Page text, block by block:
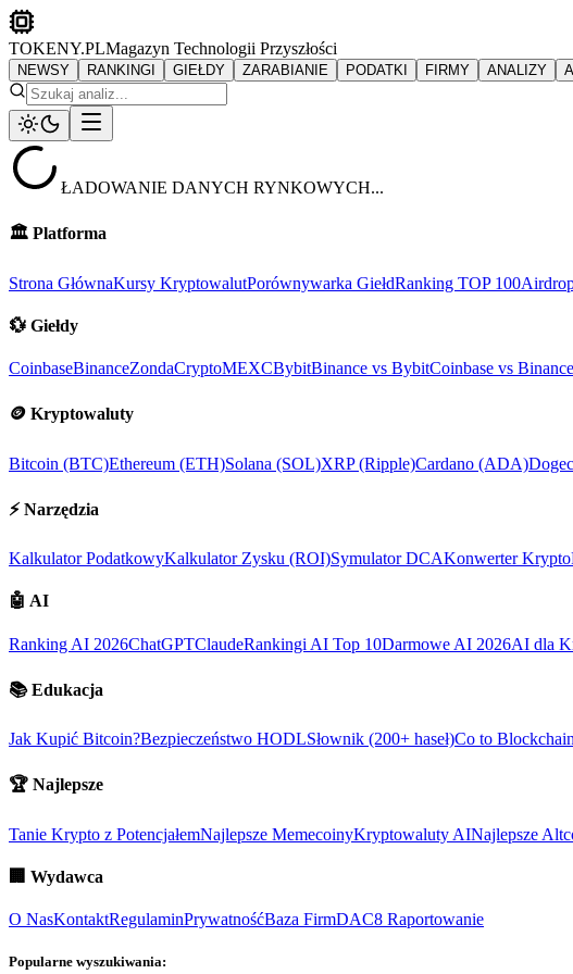
TOKENY.PLMagazyn Technologii Przyszłości
NEWSY RANKINGI GIEŁDY ZARABIANIE PODATKI FIRMY ANALIZY AI
ŁADOWANIE DANYCH RYNKOWYCH...
🏛️ Platforma
Strona GłównaKursy KryptowalutPorównywarka GiełdRanking TOP 100
💱 Giełdy
CoinbaseBinanceZondaCryptoMEXCBybitBinance vs BybitCoinbase vs Binance
🪙 Kryptowaluty
Bitcoin (BTC)Ethereum (ETH)Solana (SOL)XRP (Ripple)Cardano (ADA)
⚡ Narzędzia
Kalkulator PodatkowyKalkulator Zysku (ROI)Symulator DCAKonwerter Krypto
🤖 AI
Ranking AI 2026ChatGPTClaudeRankingi AI Top 10Darmowe AI 2026AI dla
📚 Edukacja
Jak Kupić Bitcoin?Bezpieczeństwo HODLSłownik (200+ haseł)Co to
🏆 Najlepsze
Tanie Krypto z PotencjałemNajlepsze MemecoinyKryptowaluty AINajlepsze
🏢 Wydawca
O NasKontaktRegulaminPrywatnośćBaza FirmDAC8 Raportowanie
Popularne wyszukiwania: